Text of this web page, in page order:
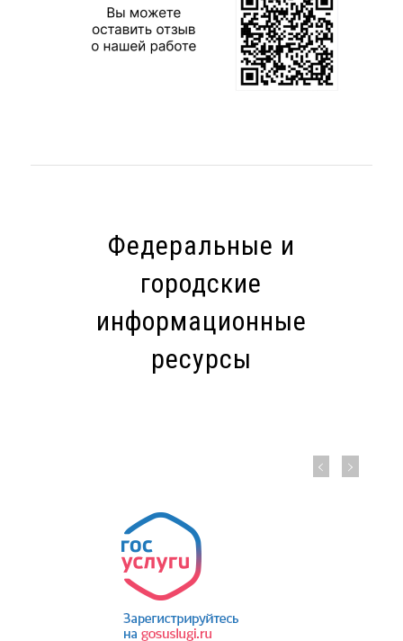
Федеральные и
городские
информационные
ресурсы